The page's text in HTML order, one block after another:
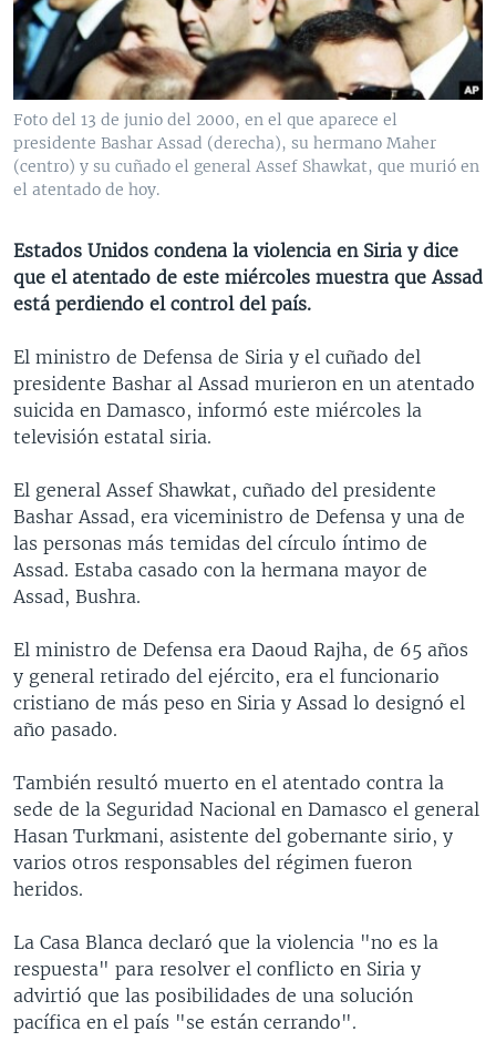
VENEZUELA
BRASIL
NICARAGUA
ECONOMÍA
ENTRETENIMIENTO Y CULTURA
TECNOLOGÍA
DEPORTES
CIENCIA Y SALUD
MULTIMEDIA
VIDEOS
FOTOGRAFÍA
AUDIOS
PROGRAMAS TV
EL MUNDO AL DÍA
FORO INTERAMERICANO
VISIÓN 360
PANORAMA
RADIO
AVANCE INFORMATIVO
AUDIONOTICIAS
ESTADOS UNIDOS AL DÍA
EL MUNDO AL DÍA [RADIO]
DEPORTIVO INTERNACIONAL
NOTA ECONÓMICA
DIRECT
DOCUMENTALES DE LA VOA
SÍGANOS
Idiomas
Foto del 13 de junio del 2000, en el que aparece el
presidente Bashar Assad (derecha), su hermano Maher
(centro) y su cuñado el general Assef Shawkat, que murió en
el atentado de hoy.
Estados Unidos condena la violencia en Siria y dice
que el atentado de este miércoles muestra que Assad
está perdiendo el control del país.
El ministro de Defensa de Siria y el cuñado del
presidente Bashar al Assad murieron en un atentado
suicida en Damasco, informó este miércoles la
televisión estatal siria.
El general Assef Shawkat, cuñado del presidente
Bashar Assad, era viceministro de Defensa y una de
las personas más temidas del círculo íntimo de
Assad. Estaba casado con la hermana mayor de
Assad, Bushra.
El ministro de Defensa era Daoud Rajha, de 65 años
y general retirado del ejército, era el funcionario
cristiano de más peso en Siria y Assad lo designó el
año pasado.
También resultó muerto en el atentado contra la
sede de la Seguridad Nacional en Damasco el general
Hasan Turkmani, asistente del gobernante sirio, y
varios otros responsables del régimen fueron
heridos.
La Casa Blanca declaró que la violencia "no es la
respuesta" para resolver el conflicto en Siria y
advirtió que las posibilidades de una solución
pacífica en el país "se están cerrando".